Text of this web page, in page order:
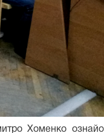
Хоменко